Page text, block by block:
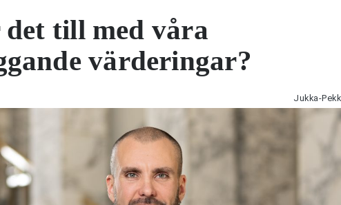
till med våra
värderingar?
Jukka-